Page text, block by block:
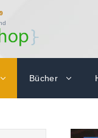
Bücher